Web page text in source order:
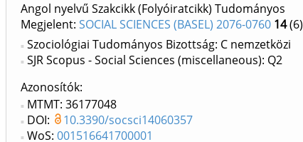
Angol nyelvű Szakcikk (Folyóiratcikk) Tudományos
Megjelent: SOCIAL SCIENCES (BASEL) 2076-0760 14(6)
Szociológiai Tudományos Bizottság: C nemzetközi
SJR Scopus - Social Sciences (miscellaneous): Q2
Azonosítók
MTMT: 36177048
DOI:
10.3390/socsci14060357
WoS: 001516641700001